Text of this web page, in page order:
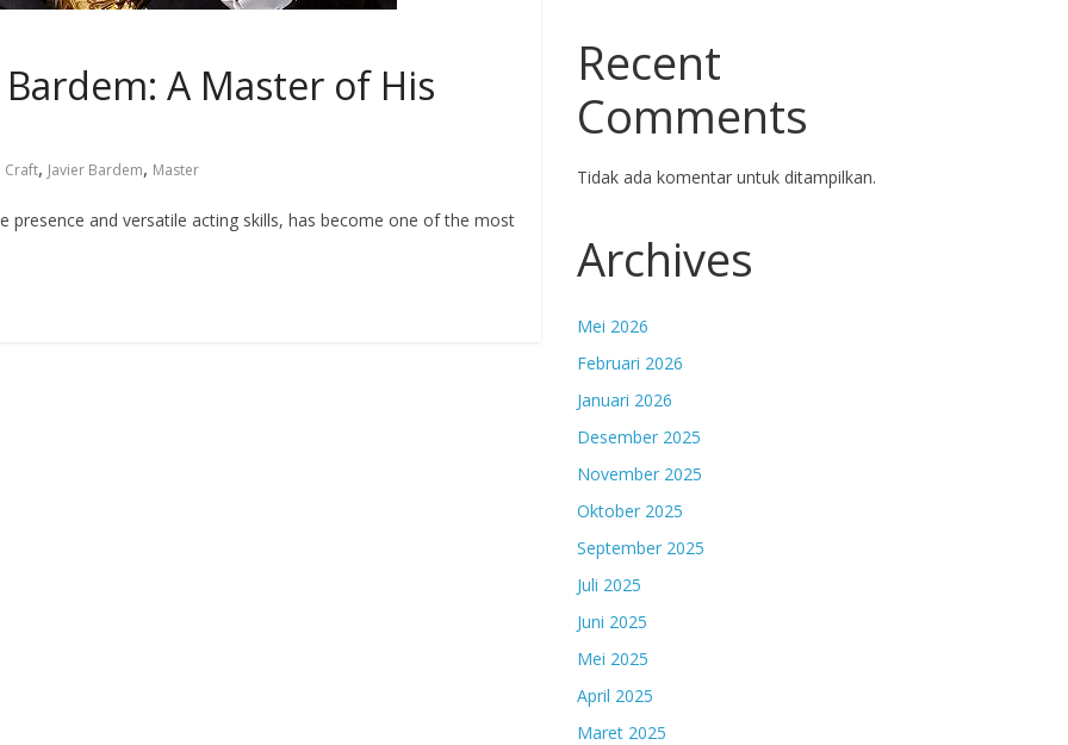
A Master of His
Craft, Javier Bardem, Master
presence and versatile acting skills, has become one of the most
Recent
Comments
Tidak ada komentar untuk ditampilkan.
Archives
Mei 2026
Februari 2026
Januari 2026
Desember 2025
November 2025
Oktober 2025
September 2025
Juli 2025
Juni 2025
Mei 2025
April 2025
Maret 2025